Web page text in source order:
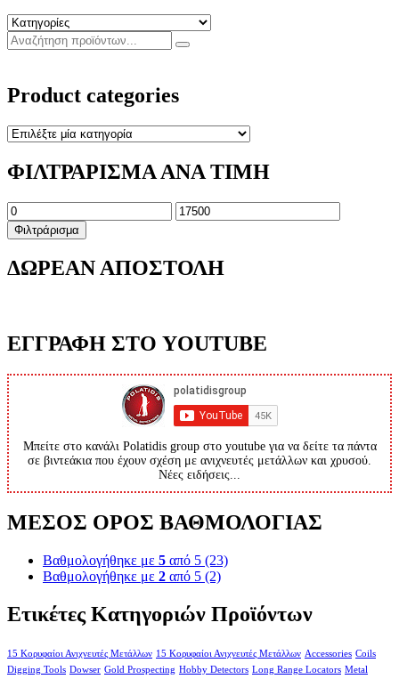
Product categories
ΦΙΛΤΡΑΡΙΣΜΑ ΑΝΑ ΤΙΜΗ
Ελάχιστη
τιμή
Μέγιστη
τιμή
Φιλτράρισμα
ΔΩΡΕΑΝ ΑΠΟΣΤΟΛΗ
ΕΓΓΡΑΦΗ ΣΤΟ YOUTUBE
Μπείτε στο κανάλι Polatidis group στο youtube για να δείτε τα πάντα
σε βιντεάκια που έχουν σχέση με ανιχνευτές μετάλλων και χρυσού.
Νέες ειδήσεις...
ΜΕΣΟΣ ΟΡΟΣ ΒΑΘΜΟΛΟΓΙΑΣ
Βαθμολογήθηκε με 5 από 5 (23)
Βαθμολογήθηκε με 2 από 5 (2)
Ετικέτες Κατηγοριών Προϊόντων
15 Κορυφαίοι Ανιχνευτές Μετάλλων 15 Κορυφαίοι Ανιχνευτές Μετάλλων Accessories Coils
Digging Tools Dowser Gold Prospecting Hobby Detectors Long Range Locators Metal